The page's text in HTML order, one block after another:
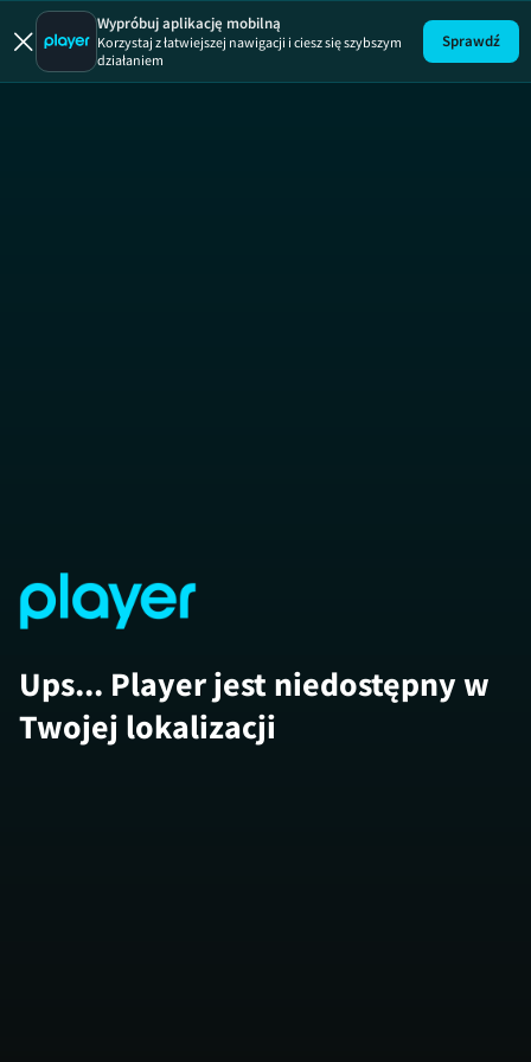
Wypróbuj aplikację mobilną
Korzystaj z łatwiejszej nawigacji i ciesz się szybszym
działaniem
Sprawdź
Ups... Player jest niedostępny w
Twojej lokalizacji